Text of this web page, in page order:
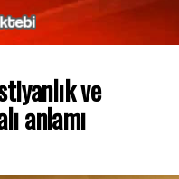
ve
anlamı